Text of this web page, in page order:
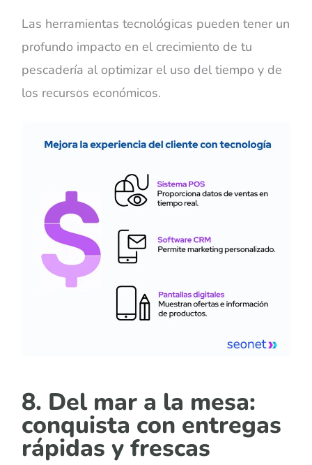
Las herramientas tecnológicas pueden tener un
profundo impacto en el crecimiento de tu
pescadería al optimizar el uso del tiempo y de
los recursos económicos.
8. Del mar a la mesa:
conquista con entregas
rápidas y frescas